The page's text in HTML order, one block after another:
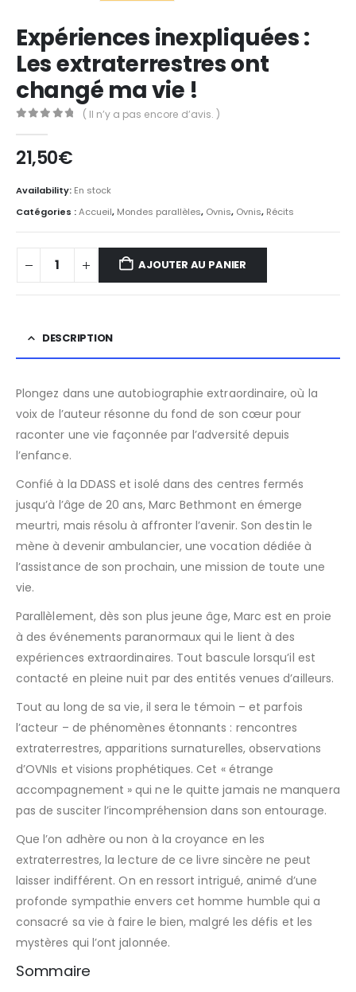
Expériences inexpliquées :
Les extraterrestres ont
changé ma vie !
( Il n’y a pas encore d’avis. )
21,50€
Availability: En stock
Catégories :Accueil, Mondes parallèles, Ovnis, Ovnis, Récits
AJOUTER AU PANIER
DESCRIPTION
Plongez dans une autobiographie extraordinaire, où la
voix de l’auteur résonne du fond de son cœur pour
raconter une vie façonnée par l’adversité depuis
l’enfance.
Confié à la DDASS et isolé dans des centres fermés
jusqu’à l’âge de 20 ans, Marc Bethmont en émerge
meurtri, mais résolu à affronter l’avenir. Son destin le
mène à devenir ambulancier, une vocation dédiée à
l’assistance de son prochain, une mission de toute une
vie.
Parallèlement, dès son plus jeune âge, Marc est en proie
à des événements paranormaux qui le lient à des
expériences extraordinaires. Tout bascule lorsqu’il est
contacté en pleine nuit par des entités venues d’ailleurs.
Tout au long de sa vie, il sera le témoin – et parfois
l’acteur – de phénomènes étonnants : rencontres
extraterrestres, apparitions surnaturelles, observations
d’OVNIs et visions prophétiques. Cet « étrange
accompagnement » qui ne le quitte jamais ne manquera
pas de susciter l’incompréhension dans son entourage.
Que l’on adhère ou non à la croyance en les
extraterrestres, la lecture de ce livre sincère ne peut
laisser indifférent. On en ressort intrigué, animé d’une
profonde sympathie envers cet homme humble qui a
consacré sa vie à faire le bien, malgré les défis et les
mystères qui l’ont jalonnée.
Sommaire